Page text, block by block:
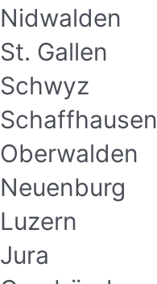
Nidwalden
St. Gallen
Schwyz
Schaffhausen
Oberwalden
Neuenburg
Luzern
Jura